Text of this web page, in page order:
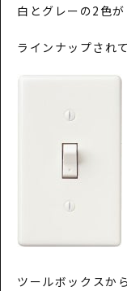
白とグレーの2色が
ラインナップされ
ツールボックスか